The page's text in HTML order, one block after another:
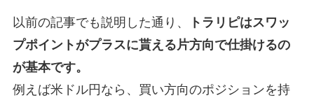
以前の記事でも説明した通り、
トラリピはスワッ
プポイントがプラスに貰える片方向で仕掛けるの
が基本です。
例えば米ドル円なら、買い方向のポジションを持